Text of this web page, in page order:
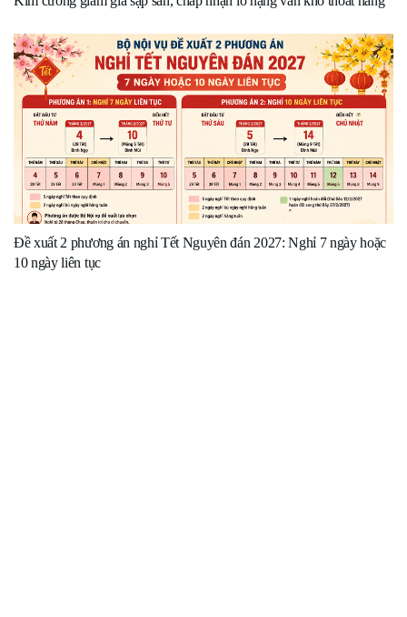
Đề xuất 2 phương án nghỉ Tết Nguyên đán 2027: Nghỉ 7 ngày hoặc
10 ngày liên tục